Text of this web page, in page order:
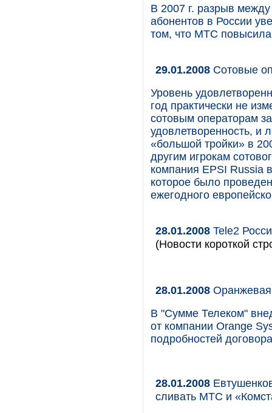
В 2007 г. разрыв
абонентов в России
том, что МТС
29.01.2008 Сотовые
Уровень
год практически не
сотовым операторам
удовлетворенность, и
«большой тройки» в
другим игрокам
компания EPSI Russia
которое было
ежегодного
28.01.2008 Tele2
(Новости короткой
28.01.2008
В "Сумме Телеком"
от компании Orange
подробностей
28.01.2008
сливать МТС и